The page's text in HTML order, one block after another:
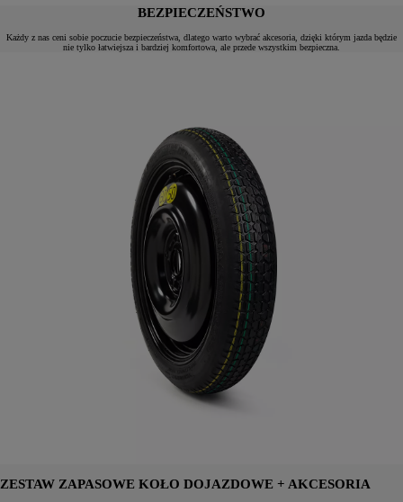
BEZPIECZEŃSTWO
Każdy z nas ceni sobie poczucie bezpieczeństwa, dlatego warto wybrać akcesoria, dzięki którym jazda będzie
nie tylko łatwiejsza i bardziej komfortowa, ale przede wszystkim bezpieczna.
ZESTAW ZAPASOWE KOŁO DOJAZDOWE + AKCESORIA